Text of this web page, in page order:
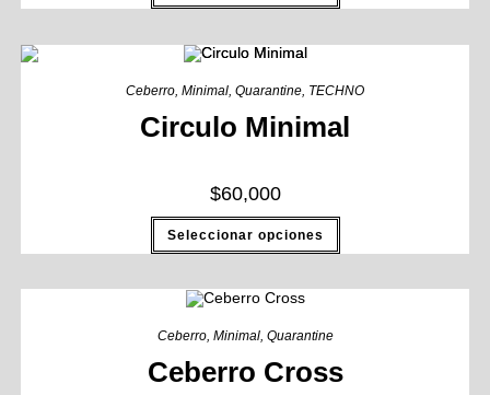
Ceberro, Minimal, Quarantine, TECHNO
Circulo Minimal
$60,000
Seleccionar opciones
Ceberro, Minimal, Quarantine
Ceberro Cross